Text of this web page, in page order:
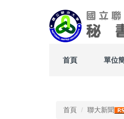
首頁 單位
首頁 聯大新聞